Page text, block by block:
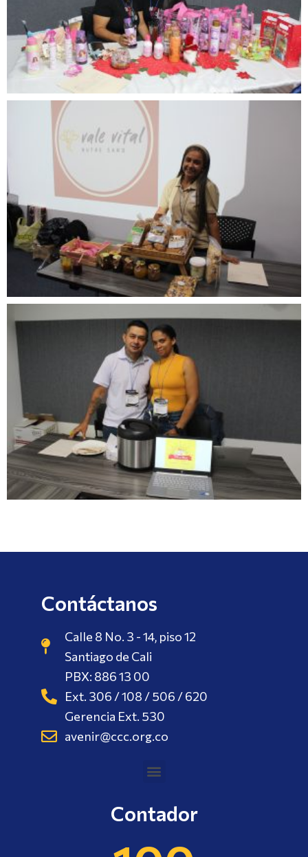
Contáctanos
Calle 8 No. 3 - 14, piso 12
Santiago de Cali
PBX: 886 13 00
Ext. 306 / 108 / 506 / 620
Gerencia Ext. 530
avenir@ccc.org.co
Contador